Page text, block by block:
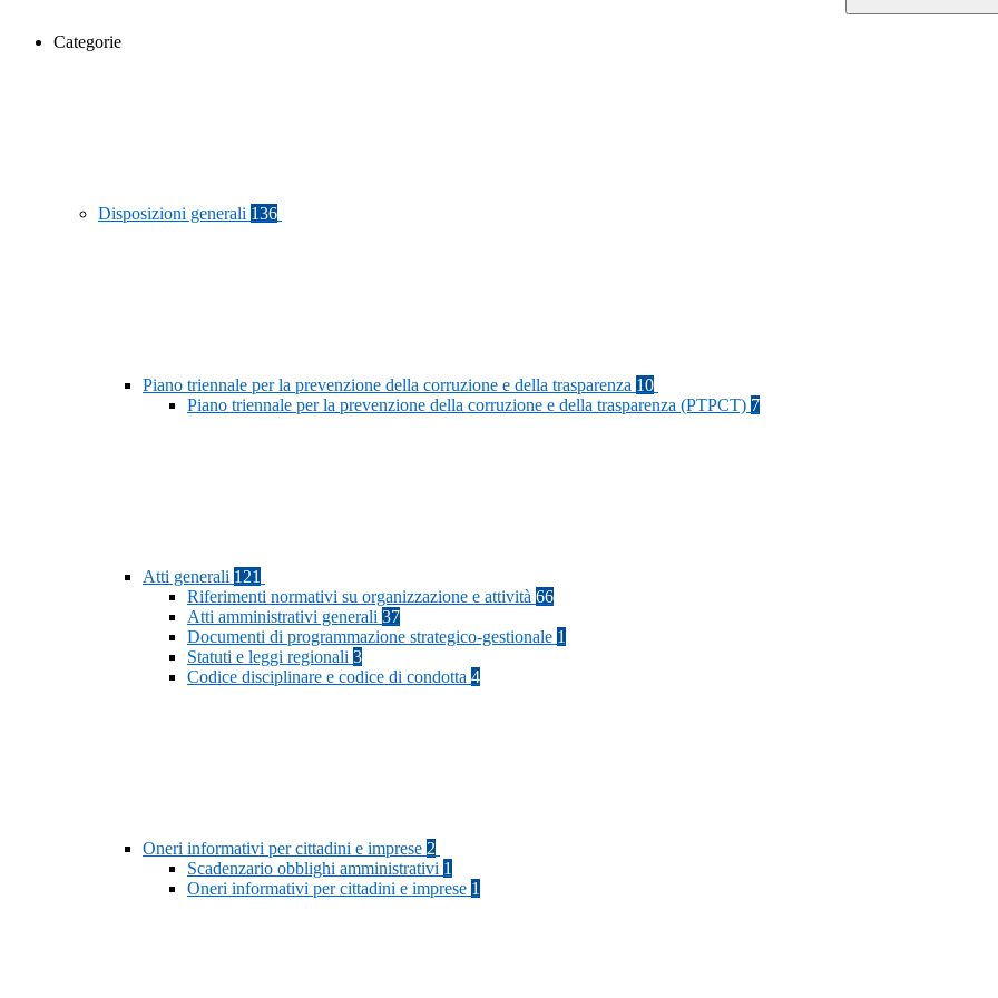
Categorie
Disposizioni generali 136
Piano triennale per la prevenzione della corruzione e della trasparenza 10
Piano triennale per la prevenzione della corruzione e della trasparenza (PTPCT) 7
Atti generali 121
Riferimenti normativi su organizzazione e attività 66
Atti amministrativi generali 37
Documenti di programmazione strategico-gestionale 1
Statuti e leggi regionali 3
Codice disciplinare e codice di condotta 4
Oneri informativi per cittadini e imprese 2
Scadenzario obblighi amministrativi 1
Oneri informativi per cittadini e imprese 1